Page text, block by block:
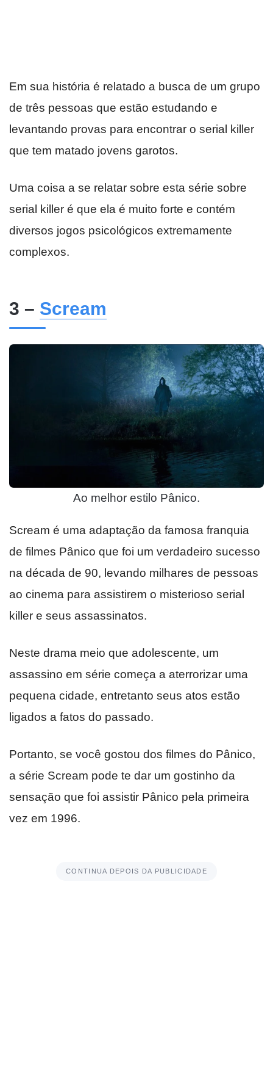
Em sua história é relatado a busca de um grupo
de três pessoas que estão estudando e
levantando provas para encontrar o serial killer
que tem matado jovens garotos.
Uma coisa a se relatar sobre esta série sobre
serial killer é que ela é muito forte e contém
diversos jogos psicológicos extremamente
complexos.
3 – Scream
Ao melhor estilo Pânico.
Scream é uma adaptação da famosa franquia
de filmes Pânico que foi um verdadeiro sucesso
na década de 90, levando milhares de pessoas
ao cinema para assistirem o misterioso serial
killer e seus assassinatos.
Neste drama meio que adolescente, um
assassino em série começa a aterrorizar uma
pequena cidade, entretanto seus atos estão
ligados a fatos do passado.
Portanto, se você gostou dos filmes do Pânico,
a série Scream pode te dar um gostinho da
sensação que foi assistir Pânico pela primeira
vez em 1996.
CONTINUA DEPOIS DA PUBLICIDADE